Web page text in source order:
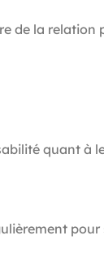
de la relation
quant